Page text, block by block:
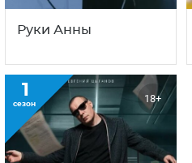
Руки Анны
1
сезон 18+